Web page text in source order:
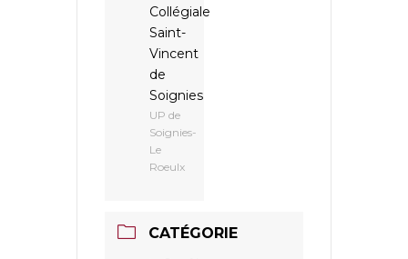
Collégiale
Saint-
Vincent
de
Soignies
UP de
Soignies-
Le
Roeulx
CATÉGORIE